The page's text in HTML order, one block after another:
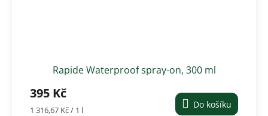
Rapide Waterproof spray-on, 300 ml
395 Kč
Měrná
1 316,67 Kč / 1 l Do košíku